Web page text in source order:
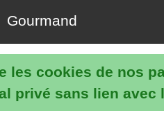
les cookies de nos
privé sans lien
Gourmand